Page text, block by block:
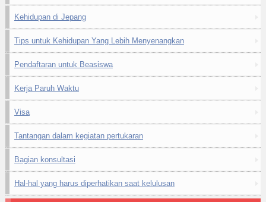
Kehidupan di Jepang
Tips untuk Kehidupan Yang Lebih Menyenangkan
Pendaftaran untuk Beasiswa
Kerja Paruh Waktu
Visa
Tantangan dalam kegiatan pertukaran
Bagian konsultasi
Hal-hal yang harus diperhatikan saat kelulusan